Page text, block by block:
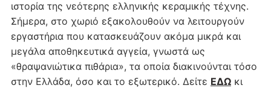
ιστορία της νεότερης ελληνικής κεραμικής τέχνης.
Σήμερα, στο χωριό εξακολουθούν να λειτουργούν
εργαστήρια που κατασκευάζουν ακόμα μικρά και
μεγάλα αποθηκευτικά αγγεία, γνωστά ως
«θραψανιώτικα πιθάρια», τα οποία διακινούνται τόσο
στην Ελλάδα, όσο και το εξωτερικό. Δείτε ΕΔΩκι